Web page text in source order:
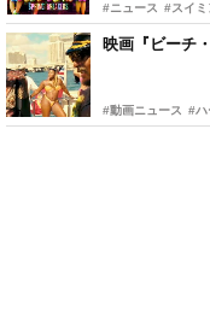
#ニュース #スイミ
映画『ビーチ
#動画ニュース #ハ